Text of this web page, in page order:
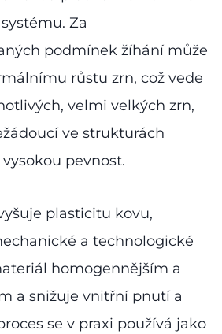
Za
podmínek žíhání může
růstu zrn, což vede
velmi velkých zrn,
ve strukturách
pevnost.
plasticitu kovu,
a technologické
homogennějším a
a snižuje vnitřní pnutí a
se v praxi používá jako